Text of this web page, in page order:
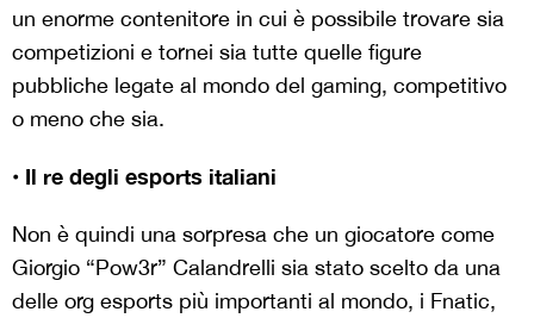
un enorme contenitore in cui è possibile trovare sia
competizioni e tornei sia tutte quelle figure
pubbliche legate al mondo del gaming, competitivo
o meno che sia.
• Il re degli esports italiani
Non è quindi una sorpresa che un giocatore come
Giorgio “Pow3r” Calandrelli sia stato scelto da una
delle org esports più importanti al mondo, i Fnatic,